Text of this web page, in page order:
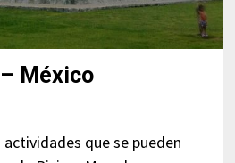
México
que se pueden